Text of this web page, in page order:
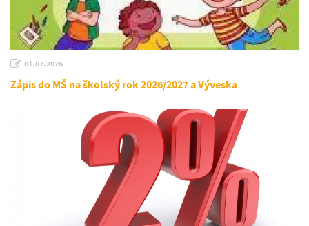
01.07.2026
Zápis do MŠ na školský rok 2026/2027 a Výveska